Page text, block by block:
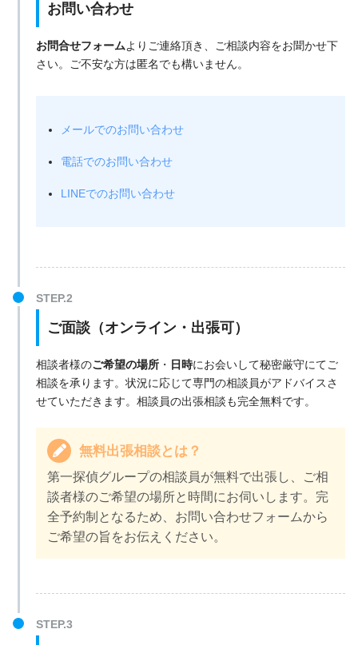
お問い合わせ
お問合せフォームよりご連絡頂き、ご相談内容をお聞かせ下
さい。ご不安な方は匿名でも構いません。
メールでのお問い合わせ
電話でのお問い合わせ
LINEでのお問い合わせ
ご面談（オンライン・出張可）
相談者様のご希望の場所・ 日時にお会いして秘密厳守にてご
相談を承ります。状況に応じて専門の相談員がアドバイスさ
せていただきます。相談員の出張相談も完全無料です。
無料出張相談とは？
第一探偵グループの相談員が無料で出張し、ご相
談者様のご希望の場所と時間にお伺いします。完
全予約制となるため、お問い合わせフォームから
ご希望の旨をお伝えください。